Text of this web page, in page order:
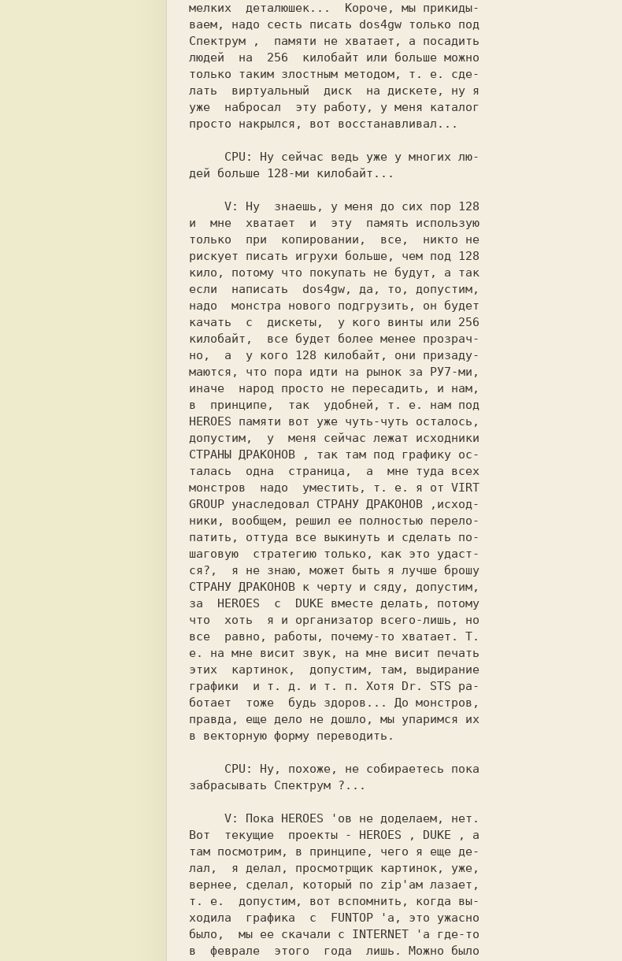
мелких  деталюшек...  Короче, мы прикиды-
Спектрум
,  памяти не хватает, а посадить
людей  на  256  килобайт или больше можно
только таким злостным методом, т. е. сде-
лать  виртуальный  диск  на дискете, ну я
уже  набросал  эту работу, у меня каталог
просто накрылся, вот восстанавливал...
     CPU:
Ну сейчас ведь уже у многих лю-
дей больше 128-ми килобайт...
     V:
Ну  знаешь, у меня до сих пор 128
и  мне  хватает  и  эту  память использую
только  при  копировании,  все,  никто не
рискует писать игрухи больше, чем под 128
кило, потому что покупать не будут, а так
если  написать  dos4gw, да, то, допустим,
надо  монстра нового подгрузить, он будет
качать  с  дискеты,  у кого винты или 256
килобайт,  все будет более менее прозрач-
но,  а  у кого 128 килобайт, они призаду-
маются, что пора идти на рынок за РУ7-ми,
иначе  народ просто не пересадить, и нам,
HEROES памяти вот уже чуть-чуть осталось,
СТРАНЫ ДРАКОНОВ
, так там под графику ос-
талась  одна  страница,  а  мне туда всех
монстров  надо  уместить, т. е. я от VIRT
GROUP унаследовал СТРАНУ ДРАКОНОВ
,исход-
ники, вообщем, решил ее полностью перело-
патить, оттуда все выкинуть и сделать по-
шаговую  стратегию только, как это удаст-
СТРАНУ ДРАКОНОВ к черту и сяду, допустим,
за HЕROES с DUКЕ вместе делать, потому
что  хоть  я и организатор всего-лишь, но
все  равно, работы, почему-то хватает. Т.
е. на мне висит звук, на мне висит печать
этих  картинок,  допустим, там, выдирание
графики  и т. д. и т. п. Хотя Dr. STS ра-
ботает  тоже  будь здоров... До монстров,
правда, еще дело не дошло, мы упаримся их
в векторную форму переводить.
     CPU:
Ну, похоже, не собираетесь пока
забрасывать Спектрум ?...
     V:
Пока HEROES
'ов не доделаем, нет.
Вот  текущие  проекты - HEROES , DUKE
, а
там посмотрим, в принципе, чего я еще де-
лал,  я делал, просмотрщик картинок, уже,
вернее, сделал, который по zip'ам лазает,
т. е.  допустим, вот вспомнить, когда вы-
ходила  графика  с FUNTOP
'a, это ужасно
было,  мы ее скачали с INTERNET
'a где-то
в  феврале  этого  года  лишь. Можно было